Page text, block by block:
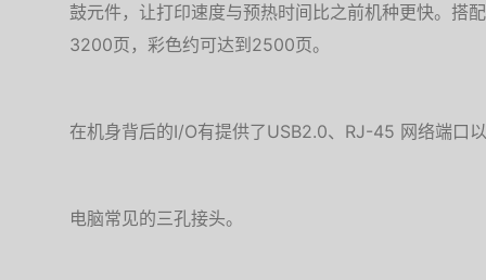
鼓元件，让打印速度与预热时间比之前机种更快。搭
3200页，彩色约可达到2500页。
在机身背后的I/O有提供了USB2.0、RJ-45 网络端口
电脑常见的三孔接头。